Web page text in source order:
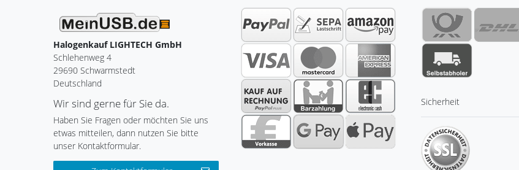
Halogenkauf LIGHTECH GmbH
Schlehenweg 4
29690 Schwarmstedt
Deutschland
Wir sind gerne für Sie da.
Haben Sie Fragen oder möchten Sie uns
etwas mitteilen, dann nutzen Sie bitte
unser Kontaktformular.
Sicherheit